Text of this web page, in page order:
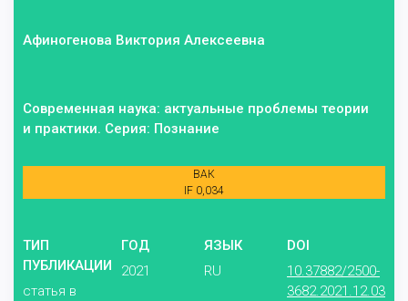
Афиногенова Виктория Алексеевна
Современная наука: актуальные проблемы теории
и практики. Серия: Познание
ВАК
IF 0,034
ТИП
ПУБЛИКАЦИИ
статья в
ГОД
2021
ЯЗЫК
RU
DOI
10.37882/2500-
3682.2021.12.03